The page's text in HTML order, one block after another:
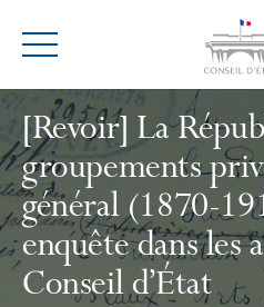
Menu
[Revoir] La
groupements
général (1870-
enquête dans les
Conseil d’État